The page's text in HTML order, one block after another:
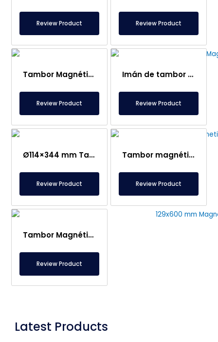
Review Product Review Product
Tambor Magnético Completo de Ø250×750 mm – Eje Especial y Superficie Exterior de Acero Inoxidable
Review Product
Imán de tambor de Ø129×750 mm – Acero inoxidable, Neodimio, Imán permanente de NdFeB
Review Product
Ø114×344 mm Tambor Magnético Completo – Inoxidable
Review Product
Tambor magnético completo de Ø168×348 mm – Neodimio
Review Product
Tambor Magnético de Ø129×600 mm – Acero Inoxidable, Neodimio, Imán Permanente de NdFeB
Review Product
Latest Products